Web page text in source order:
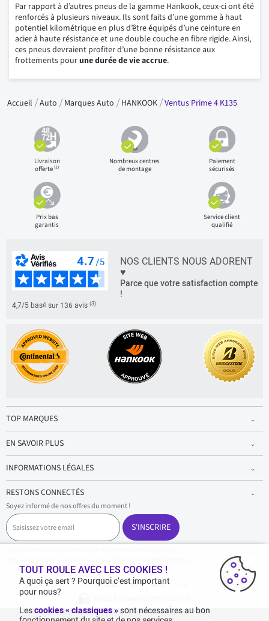
Par rapport à d’autres pneus de la gamme Hankook, ceux-ci ont été
renforcés à plusieurs niveaux. Ils sont faits d’une gomme à haut
potentiel kilométrique en plus d’être équipés d’une ceinture en
acier à haute résistance et une double couche en fibre rigide. Ainsi,
ces pneus devraient profiter d’une bonne résistance aux
frottements pourune durée de vie accrue.
Accueil Auto Marques Auto HANKOOK Ventus Prime 4 K135
Livraison
offerte(1)
Nombreux centres
de montage
Paiement
sécurisés
Prix bas
garantis
Service client
qualifié
NOS CLIENTS NOUS ADORENT
♥
Parce que votre satisfaction compte
!
4,7/5 basé sur 136 avis (3)
TOP MARQUES
EN SAVOIR PLUS
INFORMATIONS LÉGALES
RESTONS CONNECTÉS
Soyez informé de nos offres du moment !
S
a
i
s
S'INSCRIRE
TOUT ROULE AVEC LES COOKIES !
A quoi ça sert ? Pourquoi c’est important
pour nous?
Lescookies « classiques »sont nécessaires au bon